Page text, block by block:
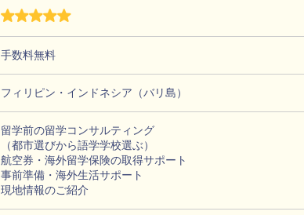
手数料無料
フィリピン・インドネシア（バリ島）
留学前の留学コンサルティング
（都市選びから語学学校選ぶ）
航空券・海外留学保険の取得サポート
事前準備・海外生活サポート
現地情報のご紹介